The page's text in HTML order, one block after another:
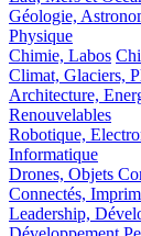
Géologie,
Physique
Chimie, Labos
Climat, Glaciers,
Architecture,
Renouvelables
Robotique,
Informatique
Drones, Objets
Connectés,
Leadership,